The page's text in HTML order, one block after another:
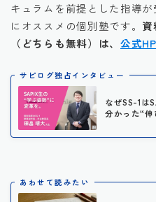
キュラムを前提とした指導
にオススメの個別塾です。
（どちらも無料）は、 公式HP
サピログ独占インタビュー
なぜSS-1は
分かった“伸
あわせて読みたい